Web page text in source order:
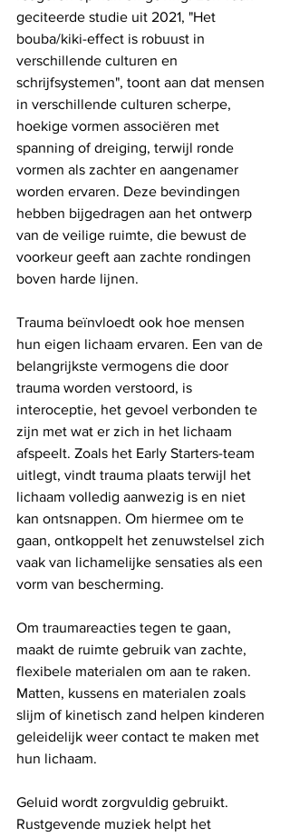
geciteerde studie uit 2021, "Het
bouba/kiki-effect is robuust in
verschillende culturen en
schrijfsystemen", toont aan dat mensen
in verschillende culturen scherpe,
hoekige vormen associëren met
spanning of dreiging, terwijl ronde
vormen als zachter en aangenamer
worden ervaren. Deze bevindingen
hebben bijgedragen aan het ontwerp
van de veilige ruimte, die bewust de
voorkeur geeft aan zachte rondingen
boven harde lijnen.
Trauma beïnvloedt ook hoe mensen
hun eigen lichaam ervaren. Een van de
belangrijkste vermogens die door
trauma worden verstoord, is
interoceptie, het gevoel verbonden te
zijn met wat er zich in het lichaam
afspeelt. Zoals het Early Starters-team
uitlegt, vindt trauma plaats terwijl het
lichaam volledig aanwezig is en niet
kan ontsnappen. Om hiermee om te
gaan, ontkoppelt het zenuwstelsel zich
vaak van lichamelijke sensaties als een
vorm van bescherming.
Om traumareacties tegen te gaan,
maakt de ruimte gebruik van zachte,
flexibele materialen om aan te raken.
Matten, kussens en materialen zoals
slijm of kinetisch zand helpen kinderen
geleidelijk weer contact te maken met
hun lichaam.
Geluid wordt zorgvuldig gebruikt.
Rustgevende muziek helpt het